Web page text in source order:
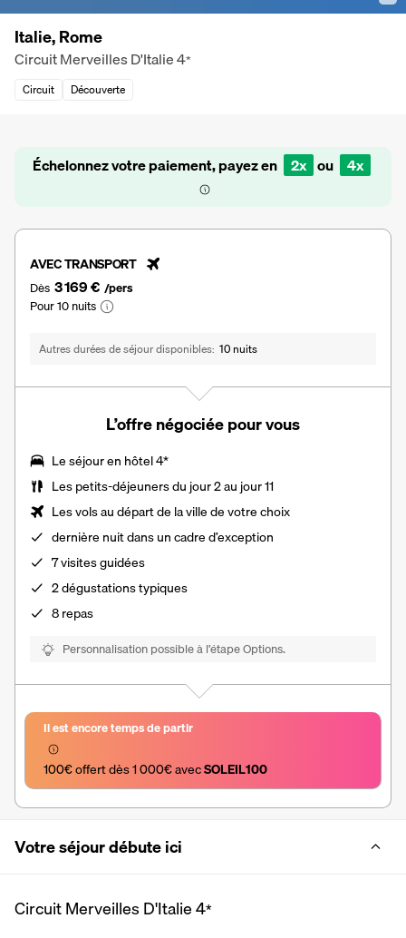
Italie, Rome
Circuit Merveilles D'Italie4*
Circuit Découverte
Échelonnez votre paiement, payez en 2x ou 4x
AVEC TRANSPORT
Dès 3 169 € /pers
Pour 10 nuits
Autres durées de séjour disponibles 10 nuits
L’offre négociée pour vous
Le séjour en hôtel 4*
Lespetits-déjeuners du jour 2 au jour 11
Les vols au départ de la ville de votre choix
dernière nuit dans un cadre d’exception
7 visites guidées
2 dégustations typiques
8 repas
Personnalisation possible à l’étape Options.
Il est encore temps de partir
100€ offert dès 1 000€ avec SOLEIL100
Votre séjour débute ici
Circuit Merveilles D'Italie4*